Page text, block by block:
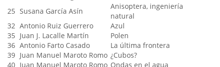
25 Susana García Asín
Anisoptera, ingeniería
natural
32 Antonio Ruiz Guerrero
Azul
35 Juan J. Lacalle Martín
Polen
36 Antonio Farto Casado
La última frontera
39 Juan Manuel Maroto Romo ¿Cubos?
40 Juan Manuel Maroto Romo Ondas en el agua